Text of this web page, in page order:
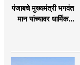
पंजाबचे मुख्यमंत्री भगवंत
मान यांच्यावर धार्मिक
खळबळ